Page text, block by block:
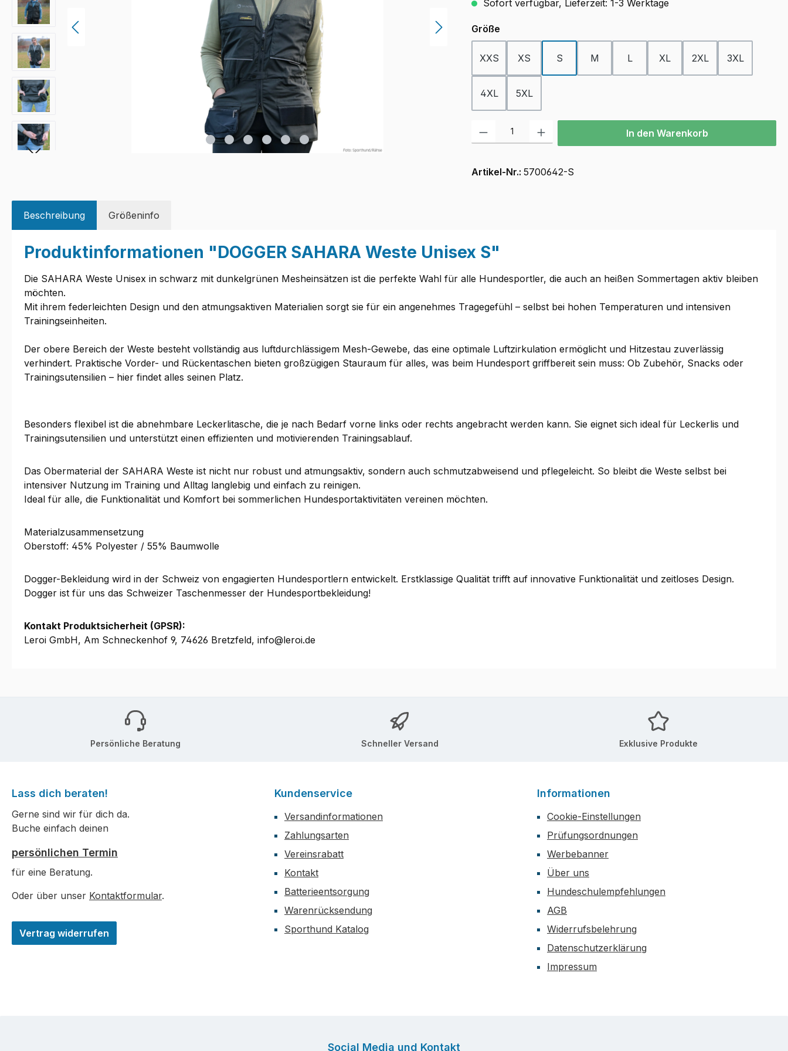
Sofort verfügbar, Lieferzeit: 1-3 Werktage
Größe
XXS XS S M L XL 2XL 3XL
4XL 5XL
Produkt Anzahl: Gib den gewünschten Wert ein oder benutze die Schaltflächen
In den Warenkorb
Artikel-Nr.: 5700642-S
Beschreibung Größeninfo
Produktinformationen "DOGGER SAHARA Weste Unisex S"
Die SAHARA Weste Unisex in schwarz mit dunkelgrünen Mesheinsätzen ist die perfekte Wahl für alle Hundesportler, die auch an heißen Sommertagen aktiv bleiben
möchten.
Mit ihrem federleichten Design und den atmungsaktiven Materialien sorgt sie für ein angenehmes Tragegefühl – selbst bei hohen Temperaturen und intensiven
Trainingseinheiten.
Der obere Bereich der Weste besteht vollständig aus luftdurchlässigem Mesh-Gewebe, das eine optimale Luftzirkulation ermöglicht und Hitzestau zuverlässig
verhindert. Praktische Vorder- und Rückentaschen bieten großzügigen Stauraum für alles, was beim Hundesport griffbereit sein muss: Ob Zubehör, Snacks oder
Trainingsutensilien – hier findet alles seinen Platz.
Besonders flexibel ist die abnehmbare Leckerlitasche, die je nach Bedarf vorne links oder rechts angebracht werden kann. Sie eignet sich ideal für Leckerlis und
Trainingsutensilien und unterstützt einen effizienten und motivierenden Trainingsablauf.
Das Obermaterial der SAHARA Weste ist nicht nur robust und atmungsaktiv, sondern auch schmutzabweisend und pflegeleicht. So bleibt die Weste selbst bei
intensiver Nutzung im Training und Alltag langlebig und einfach zu reinigen.
Ideal für alle, die Funktionalität und Komfort bei sommerlichen Hundesportaktivitäten vereinen möchten.
Materialzusammensetzung
Oberstoff: 45% Polyester / 55% Baumwolle
Dogger-Bekleidung wird in der Schweiz von engagierten Hundesportlern entwickelt. Erstklassige Qualität trifft auf innovative Funktionalität und zeitloses Design.
Dogger ist für uns das Schweizer Taschenmesser der Hundesportbekleidung!
Kontakt Produktsicherheit (GPSR):
Leroi GmbH, Am Schneckenhof 9, 74626 Bretzfeld, info@leroi.de
Persönliche Beratung Schneller Versand Exklusive Produkte
Lass dich beraten!
Gerne sind wir für dich da.
Buche einfach deinen
persönlichen Termin
für eine Beratung.
Oder über unser Kontaktformular.
Vertrag widerrufen
Kundenservice
Versandinformationen
Zahlungsarten
Vereinsrabatt
Kontakt
Batterieentsorgung
Warenrücksendung
Sporthund Katalog
Informationen
Cookie-Einstellungen
Prüfungsordnungen
Werbebanner
Über uns
Hundeschulempfehlungen
AGB
Widerrufsbelehrung
Datenschutzerklärung
Impressum
Social Media und Kontakt